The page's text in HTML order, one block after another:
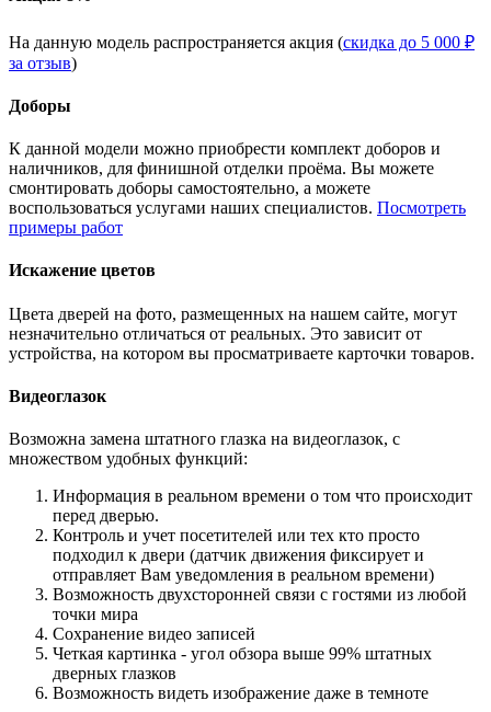
На данную модель распространяется акция (скидка до 5 000 ₽
за отзыв)
Доборы
К данной модели можно приобрести комплект доборов и
наличников, для финишной отделки проёма. Вы можете
смонтировать доборы самостоятельно, а можете
воспользоваться услугами наших специалистов. Посмотреть
примеры работ
Искажение цветов
Цвета дверей на фото, размещенных на нашем сайте, могут
незначительно отличаться от реальных. Это зависит от
устройства, на котором вы просматриваете карточки товаров.
Видеоглазок
Возможна замена штатного глазка на видеоглазок, с
множеством удобных функций:
Информация в реальном времени о том что происходит
перед дверью.
Контроль и учет посетителей или тех кто просто
подходил к двери (датчик движения фиксирует и
отправляет Вам уведомления в реальном времени)
Возможность двухсторонней связи с гостями из любой
точки мира
Сохранение видео записей
Четкая картинка - угол обзора выше 99% штатных
дверных глазков
Возможность видеть изображение даже в темноте